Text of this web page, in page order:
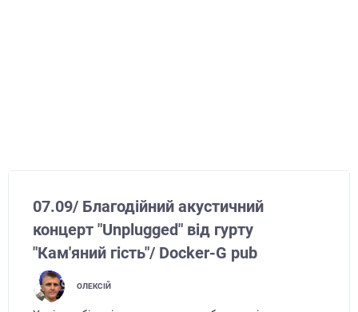
07.09/ Благодійний акустичний
концерт "Unplugged" від гурту
"Кам'яний гість"/ Docker-G pub
ОЛЕКСІЙ